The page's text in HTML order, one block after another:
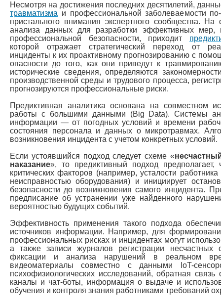
Несмотря на достижения последних десятилетий,
травматизма и профессиональной заболеваемости
пристального внимания экспертного сообщества.
анализа данных для разработки эффективных мер,
профессиональной безопасности, приходит
которой отражает стратегический переход от
инциденты к их проактивному прогнозированию с
опасности до того, как они приведут к
исторические сведения, определяются
производственной среды и трудового процесса,
прогнозируются профессиональные риски.
Предиктивная аналитика основана на совместном
работы с большими данными (Big Data). Системы
информации — от погодных условий и времени
состояния персонала и данных о микротравмах.
возникновения инцидента с учетом конкретных условий.
Если устоявшийся подход следует схеме «
наказание», то предиктивный подход предполагает,
критических факторов (например, усталости
неисправностью оборудования) и инициирует
безопасности до возникновения самого инцидента.
предписание об устранении уже найденного
вероятностью будущих событий.
Эффективность применения такого подхода
источников информации. Например, для
профессиональных рисках и инцидентах могут
а также записи журналов регистрации несчастных
фиксации и анализа нарушений в реальном
видеоматериалы совместно с данными IoT-
психофизиологических исследований, обратная
каналы и чат-боты, информация о выдаче и
обучения и контроля знания работниками требований